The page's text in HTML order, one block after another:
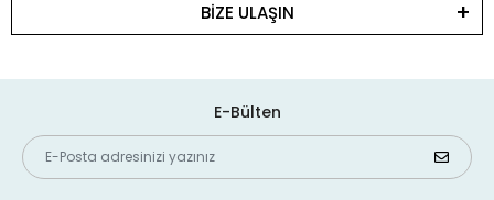
BİZE ULAŞIN
E-Bülten